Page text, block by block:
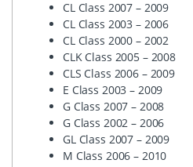
CL Class 2007 – 2009
CL Class 2003 – 2006
CL Class 2000 – 2002
CLK Class 2005 – 2008
CLS Class 2006 – 2009
E Class 2003 – 2009
G Class 2007 – 2008
G Class 2002 – 2006
GL Class 2007 – 2009
M Class 2006 – 2010